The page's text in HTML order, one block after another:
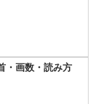
・画数・読み方